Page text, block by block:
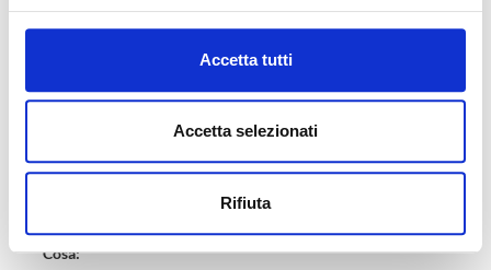
Accetta tutti
Accetta selezionati
Rifiuta
Cosa: